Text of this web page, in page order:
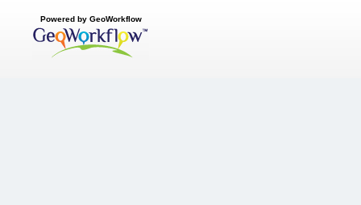
Powered by GeoWorkflow